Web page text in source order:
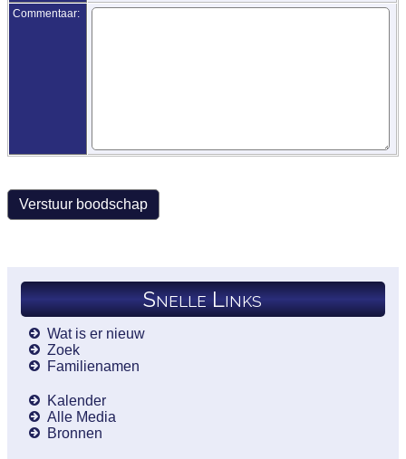
Commentaar:
Snelle Links
Wat is er nieuw
Zoek
Familienamen
Kalender
Alle Media
Bronnen